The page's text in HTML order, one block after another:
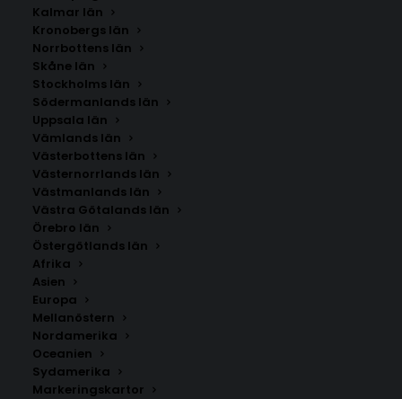
Kalmar län
Kronobergs län
Norrbottens län
Skåne län
Stockholms län
Södermanlands län
Uppsala län
Vämlands län
Västerbottens län
Västernorrlands län
Västmanlands län
Västra Götalands län
Örebro län
Östergötlands län
Afrika
Asien
Europa
Mellanöstern
Nordamerika
Oceanien
Sydamerika
Markeringskartor
This Is My Happy Place Poster
Storlek
229.00kr